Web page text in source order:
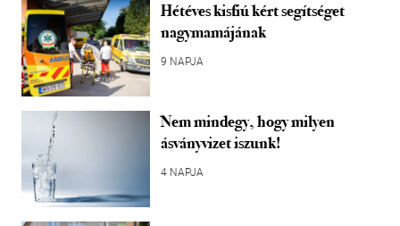
Hétéves kisfiú kért segítséget
nagymamájának
9 NAPJA
Nem mindegy, hogy milyen
ásványvizet iszunk!
4 NAPJA